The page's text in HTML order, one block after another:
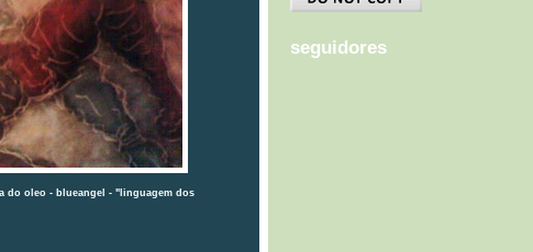
- "linguagem dos
seguidores